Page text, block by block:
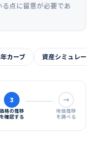
点に留意が必要であ
カーブ 資産シミュレー
3
価格の推移
を確認する
→
地価推移
を調べる